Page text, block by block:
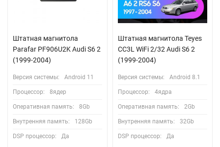
Штатная магнитола
Parafar PF906U2K Audi S6 2
(1999-2004)
Версия системы: Android 11
Процессор: 8ядер
Оперативная память: 8Gb
Внутренняя память: 128Gb
DSP процессор: Да
Штатная магнитола Teyes
CC3L WiFi 2/32 Audi S6 2
(1999-2004)
Версия системы: Android 8.1
Процессор: 4ядра
Оперативная память: 2Gb
Внутренняя память: 32Gb
DSP процессор: Да